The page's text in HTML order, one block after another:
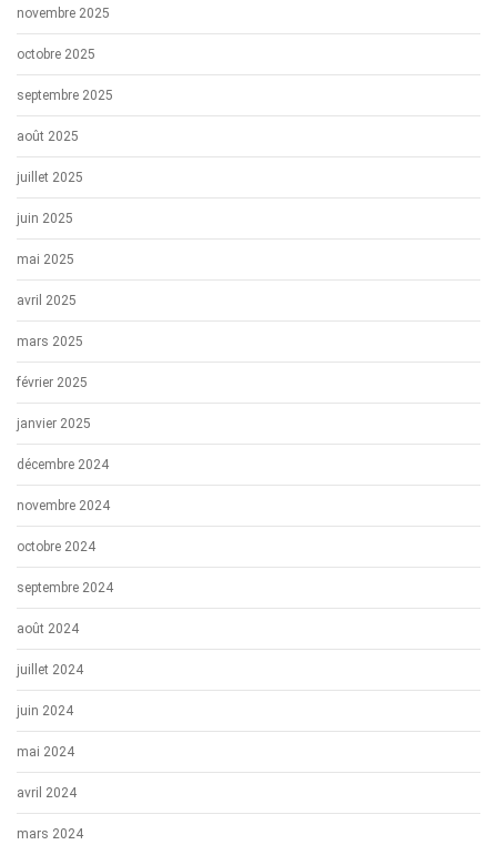
novembre 2025
octobre 2025
septembre 2025
août 2025
juillet 2025
juin 2025
mai 2025
avril 2025
mars 2025
février 2025
janvier 2025
décembre 2024
novembre 2024
octobre 2024
septembre 2024
août 2024
juillet 2024
juin 2024
mai 2024
avril 2024
mars 2024